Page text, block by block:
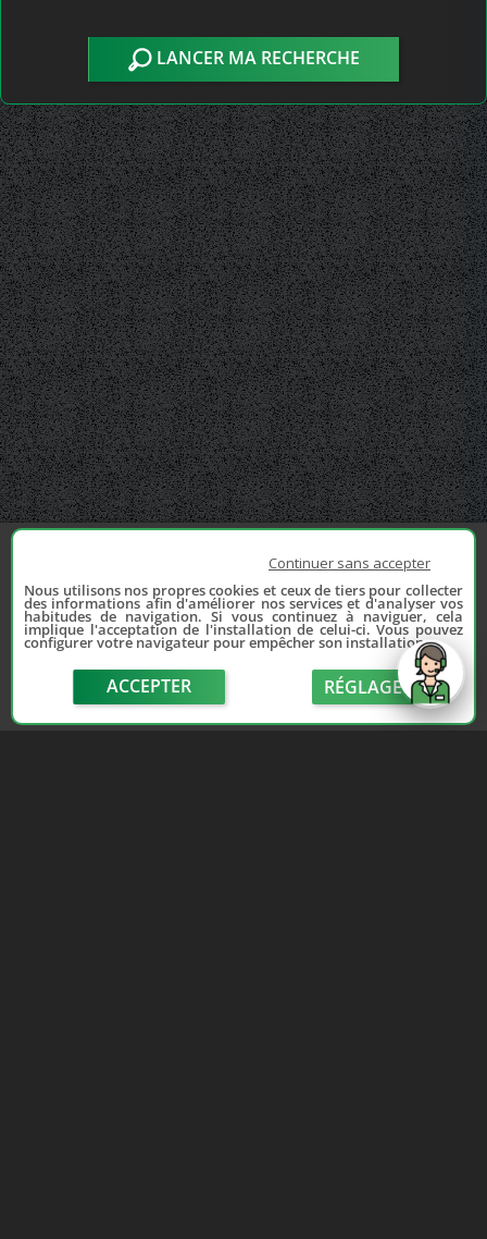
LANCER MA RECHERCHE
Continuer sans accepter
Nous utilisons nos propres cookies et ceux de tiers pour collecter
des informations afin d'améliorer nos services et d'analyser vos
habitudes de navigation. Si vous continuez à naviguer, cela
implique l'acceptation de l'installation de celui-ci. Vous pouvez
configurer votre navigateur pour empêcher son installation.
ACCEPTER RÉGLAGE